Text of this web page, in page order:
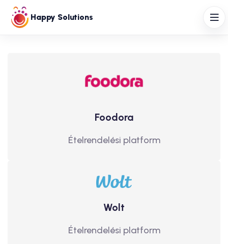
Happy Solutions
Foodora
Ételrendelési platform
Wolt
Ételrendelési platform